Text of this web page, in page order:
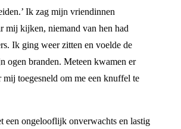
Ik zag mijn vriendinnen
mij kijken, niemand van hen had
Ik ging weer zitten en voelde de
ogen branden. Meteen kwamen er
mij toegesneld om me een knuffel te
een ongelooflijk onverwachts en lastig